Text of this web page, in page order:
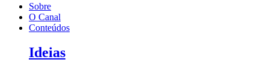
Sobre
O Canal
Conteúdos
Ideias